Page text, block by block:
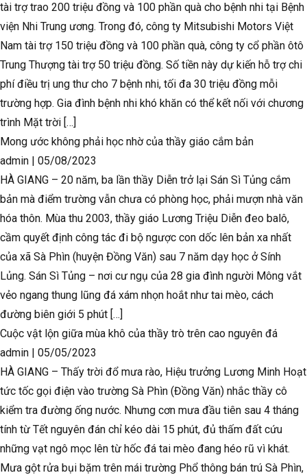
tài trợ trao 200 triệu đồng và 100 phần quà cho bệnh nhi tại Bệnh
viện Nhi Trung ương. Trong đó, công ty Mitsubishi Motors Việt
Nam tài trợ 150 triệu đồng và 100 phần quà, công ty cổ phần ôtô
Trung Thượng tài trợ 50 triệu đồng. Số tiền này dự kiến hỗ trợ chi
phí điều trị ung thư cho 7 bệnh nhi, tối đa 30 triệu đồng mỗi
trường hợp. Gia đình bệnh nhi khó khăn có thể kết nối với chương
trình Mặt trời […]
Mong ước không phải học nhờ của thầy giáo cắm bản
admin | 05/08/2023
HÀ GIANG – 20 năm, ba lần thầy Diễn trở lại Sán Sì Tủng cắm
bản mà điểm trường vẫn chưa có phòng học, phải mượn nhà văn
hóa thôn. Mùa thu 2003, thầy giáo Lương Triệu Diễn đeo balô,
cầm quyết định công tác đi bộ ngược con dốc lên bản xa nhất
của xã Sà Phìn (huyện Đồng Văn) sau 7 năm dạy học ở Sính
Lủng. Sán Sì Tủng – nơi cư ngụ của 28 gia đình người Mông vắt
vẻo ngang thung lũng đá xám nhọn hoắt như tai mèo, cách
đường biên giới 5 phút […]
Cuộc vật lộn giữa mùa khô của thầy trò trên cao nguyên đá
admin | 05/05/2023
HÀ GIANG – Thấy trời đổ mưa rào, Hiệu trưởng Lương Minh Hoạt
tức tốc gọi điện vào trường Sà Phìn (Đồng Văn) nhắc thầy cô
kiểm tra đường ống nước. Nhưng cơn mưa đầu tiên sau 4 tháng
tính từ Tết nguyên đán chỉ kéo dài 15 phút, đủ thấm đất cứu
những vạt ngô mọc lên từ hốc đá tai mèo đang héo rũ vì khát.
Mưa gột rửa bụi bặm trên mái trường Phổ thông bán trú Sà Phìn,